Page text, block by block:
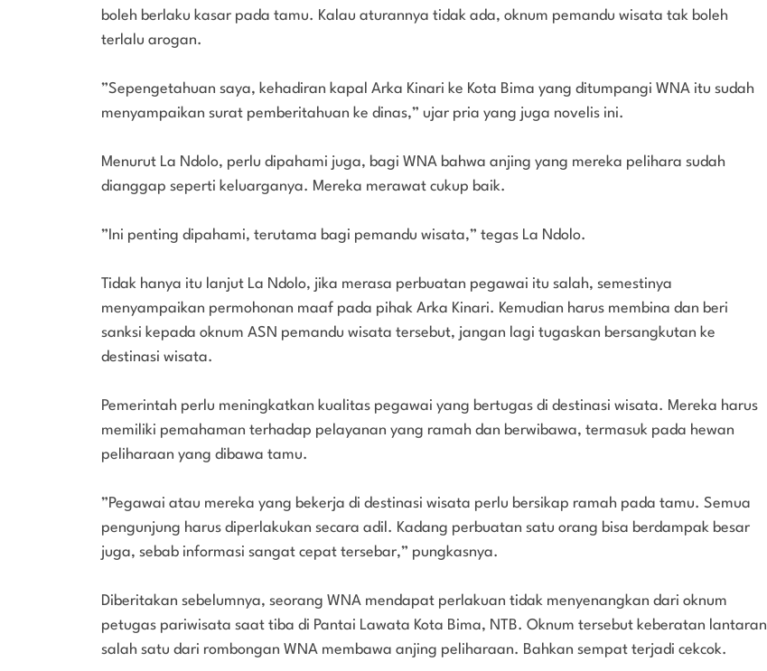
boleh berlaku kasar pada tamu. Kalau aturannya tidak ada, oknum pemandu wisata tak boleh
terlalu arogan.
”Sepengetahuan saya, kehadiran kapal Arka Kinari ke Kota Bima yang ditumpangi WNA itu sudah
menyampaikan surat pemberitahuan ke dinas,” ujar pria yang juga novelis ini.
Menurut La Ndolo, perlu dipahami juga, bagi WNA bahwa anjing yang mereka pelihara sudah
dianggap seperti keluarganya. Mereka merawat cukup baik.
”Ini penting dipahami, terutama bagi pemandu wisata,” tegas La Ndolo.
Tidak hanya itu lanjut La Ndolo, jika merasa perbuatan pegawai itu salah, semestinya
menyampaikan permohonan maaf pada pihak Arka Kinari. Kemudian harus membina dan beri
sanksi kepada oknum ASN pemandu wisata tersebut, jangan lagi tugaskan bersangkutan ke
destinasi wisata.
Pemerintah perlu meningkatkan kualitas pegawai yang bertugas di destinasi wisata. Mereka harus
memiliki pemahaman terhadap pelayanan yang ramah dan berwibawa, termasuk pada hewan
peliharaan yang dibawa tamu.
”Pegawai atau mereka yang bekerja di destinasi wisata perlu bersikap ramah pada tamu. Semua
pengunjung harus diperlakukan secara adil. Kadang perbuatan satu orang bisa berdampak besar
juga, sebab informasi sangat cepat tersebar,” pungkasnya.
Diberitakan sebelumnya, seorang WNA mendapat perlakuan tidak menyenangkan dari oknum
petugas pariwisata saat tiba di Pantai Lawata Kota Bima, NTB. Oknum tersebut keberatan lantaran
salah satu dari rombongan WNA membawa anjing peliharaan. Bahkan sempat terjadi cekcok.